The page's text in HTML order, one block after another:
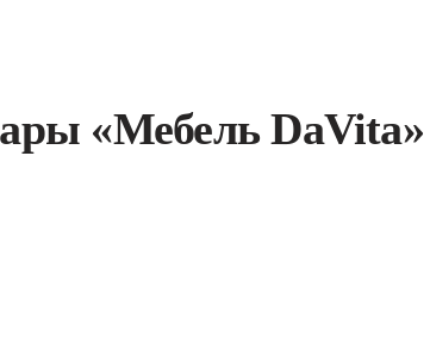
«Мебель DaVita»